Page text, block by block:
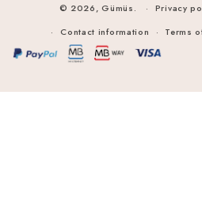
© 2026,Gümüs. Privacy
Contact information
Terms